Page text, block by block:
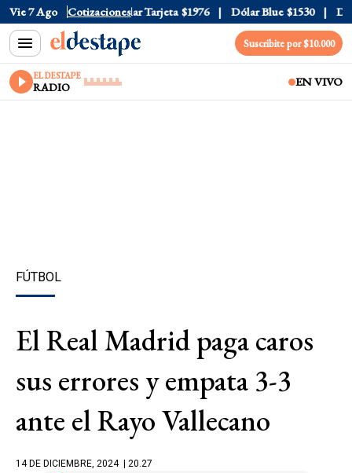
Vie 7 Ago Cotizaciones
Oficial $1520 Dólar Tarjeta $1976 Dólar Blue $1530
Suscribite por $10.000
EL DESTAPE
RADIO EN VIVO
FÚTBOL
El Real Madrid paga caros
sus errores y empata 3-3
ante el Rayo Vallecano
14 DE DICIEMBRE, 2024 | 20.27